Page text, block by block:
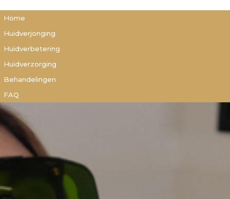
Home
Huidverjonging
Huidverbetering
Huidverzorging
Behandelingen
FAQ